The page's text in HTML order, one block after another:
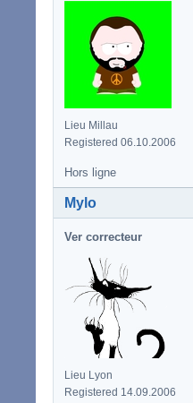
Lieu Millau
Registered 06.10.2006
Hors ligne
Mylo
Ver correcteur
Lieu Lyon
Registered 14.09.2006